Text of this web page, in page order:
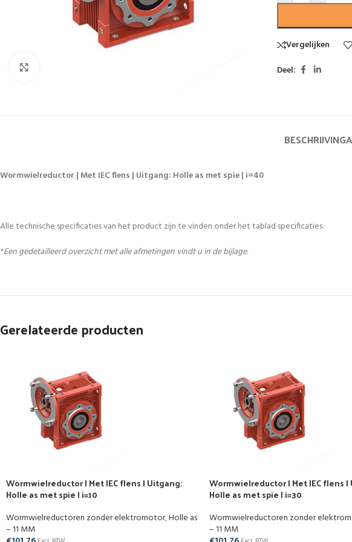
Vergelijken
Deel:
BESCHRIJVING
Wormwielreductor | Met IEC flens | Uitgang: Holle as met spie | i=40
Alle technische specificaties van het product zijn te vinden onder het tablad specificaties.
*Een gedetailleerd overzicht met alle afmetingen vindt u in de bijlage.
Gerelateerde producten
Wormwielreductor | Met IEC flens | Uitgang:
Holle as met spie | i=10
Wormwielreductoren zonder elektromotor,Holle as
– 11 MM
Wormwielreductor | Met IEC flens
Holle as met spie | i=30
Wormwielreductoren zonder
– 11 MM